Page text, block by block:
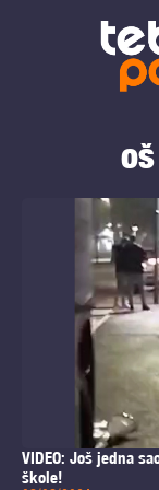
VIDEO: Još jedna
škole!